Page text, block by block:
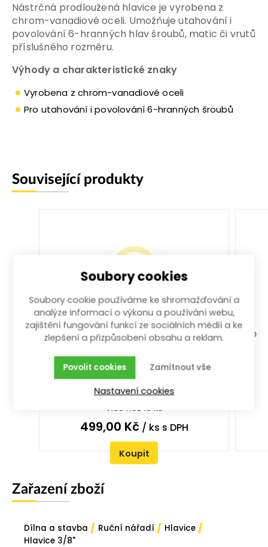
Nástrčná prodloužená hlavice je vyrobena z
chrom-vanadiové oceli. Umožňuje utahování i
povolování 6-hranných hlav šroubů, matic či vrutů
příslušného rozměru.
Výhody a charakteristické znaky
Vyrobena z chrom-vanadiové oceli
Pro utahování i povolování 6-hranných šroubů
Související produkty
ráčna trojitá 1/4", 3/8", 1/2" 72z
celokovová 250 mm
250 mm; 1/4", 3/8", 1/2"
více než 10 ks
499,00 Kč/ ks s DPH
Koupit
Zařazení zboží
Dílna a stavba / Ruční nářadí / Hlavice /
Hlavice 3/8"
Soubory cookies
Soubory cookie používáme ke shromažďování a
analýze informací o výkonu a používání webu,
zajištění fungování funkcí ze sociálních médií a ke
zlepšení a přizpůsobení obsahu a reklam.
Zamítnout vše
Povolit cookies
Nastavení cookies